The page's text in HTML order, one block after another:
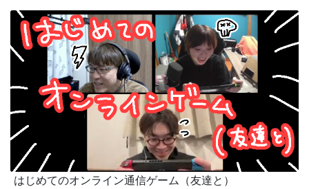
はじめてのオンライン通信ゲーム（友達と）